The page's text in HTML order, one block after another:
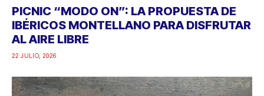
PICNIC “MODO ON”: LA PROPUESTA DE
IBÉRICOS MONTELLANO PARA DISFRUTAR
AL AIRE LIBRE
22 JULIO, 2026